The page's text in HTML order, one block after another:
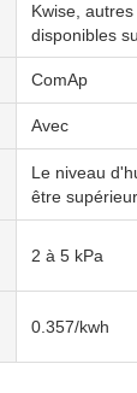
Kwise,
disponibles
ComAp
Avec
Le niveau
être
2 à 5 kPa
0.357/kwh